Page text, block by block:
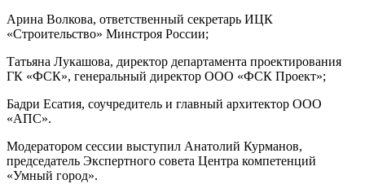
Арина Волкова, ответственный секретарь ИЦК
«Строительство» Минстроя России;
Татьяна Лукашова, директор департамента проектирования
ГК «ФСК», генеральный директор ООО «ФСК Проект»;
Бадри Есатия, соучредитель и главный архитектор ООО
«АПС».
Модератором сессии выступил Анатолий Курманов,
председатель Экспертного совета Центра компетенций
«Умный город».